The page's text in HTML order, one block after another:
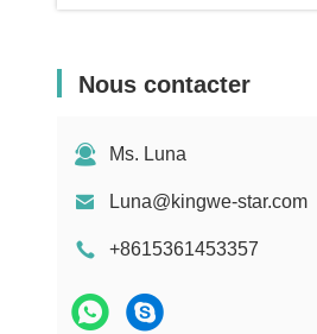
Nous contacter
Ms. Luna
Luna@kingwe-star.com
+8615361453357